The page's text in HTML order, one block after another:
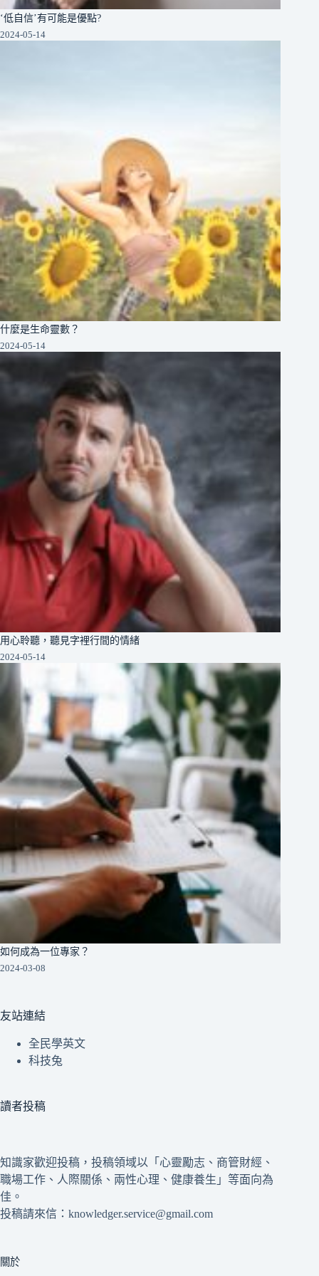
‘低自信’有可能是優點?
2024-05-14
什麼是生命靈數？
2024-05-14
用心聆聽，聽見字裡行間的情緒
2024-05-14
如何成為一位專家？
2024-03-08
友站連結
全民學英文
科技兔
讀者投稿
知識家歡迎投稿，投稿領域以「心靈勵志、商管財經、
職場工作、人際關係、兩性心理、健康養生」等面向為
佳。
投稿請來信：knowledger.service@gmail.com
關於